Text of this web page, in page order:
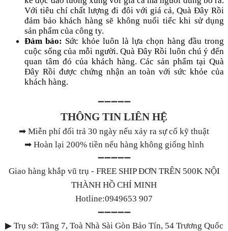
Với tiêu chí chất lượng đi đôi với giá cả, Quà Đây Rồi
đảm bảo khách hàng sẽ không nuối tiếc khi sử dụng
sản phẩm của công ty.
Đảm bảo: Sức khỏe luôn là lựa chọn hàng đầu trong
cuộc sống của mỗi người. Quà Đây Rồi luôn chú ý đến
quan tâm đó của khách hàng. Các sản phẩm tại Quà
Đây Rồi được chứng nhận an toàn với sức khỏe của
khách hàng.
➖➖➖➖➖
THÔNG TIN LIÊN HỆ
➡ Miễn phí đổi trả 30 ngày nếu xảy ra sự cố kỹ thuật
➡Hoàn lại 200% tiền nếu hàng không giống hình
➖➖➖➖➖
Giao hàng khắp vũ trụ - FREE SHIP ĐƠN TRÊN 500K NỘI
THÀNH HỒ CHÍ MINH
Hotline:0949653 907
➖➖➖➖➖
▶Trụ sở: Tầng 7, Toà Nhà Sài Gòn Bảo Tín, 54 Trương Quốc